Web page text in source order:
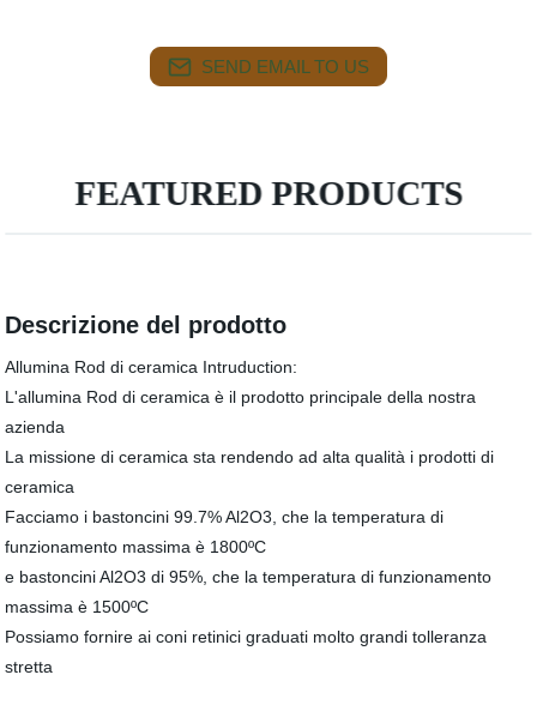
SEND EMAIL TO US
FEATURED PRODUCTS
Descrizione del prodotto
Allumina Rod di ceramica Intruduction:
L'allumina Rod di ceramica è il prodotto principale della nostra
azienda
La missione di ceramica sta rendendo ad alta qualità i prodotti di
ceramica
Facciamo i bastoncini 99.7% Al2O3, che la temperatura di
funzionamento massima è 1800ºC
e bastoncini Al2O3 di 95%, che la temperatura di funzionamento
massima è 1500ºC
Possiamo fornire ai coni retinici graduati molto grandi tolleranza
stretta